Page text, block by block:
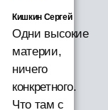
Кишкин Сергей
Одни высокие
материи,
ничего
конкретного.
Что там с